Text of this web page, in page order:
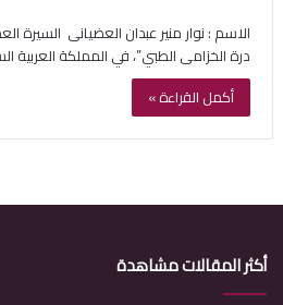
الاسم : ‏نوار منير عبدان العضيانى
درة الخزامى الطبي”، في المملكة العربية
أكمل القراءة »
أكثر المقالات مشاهدة